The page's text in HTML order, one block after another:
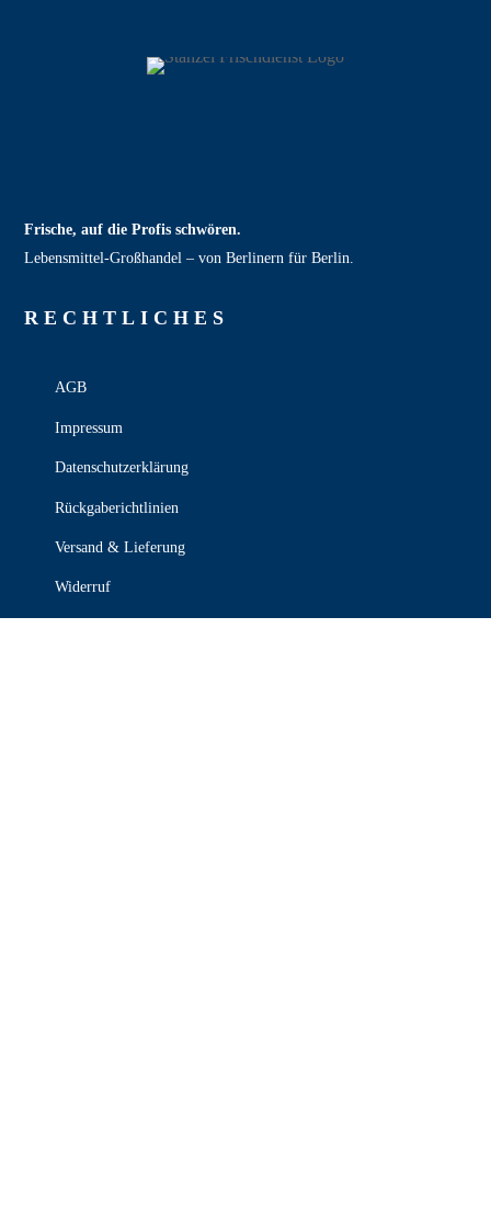
Frische, auf die Profis schwören.
Lebensmittel‑Großhandel – von Berlinern für Berlin.
RECHT­LICHES
AGB
Impressum
Datenschutzerklärung
Rückgaberichtlinien
Versand & Lieferung
Widerruf